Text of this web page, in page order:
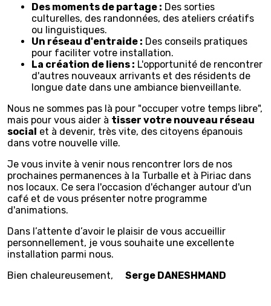
Des moments de partage : Des sorties
culturelles, des randonnées, des ateliers créatifs
ou linguistiques.
Un réseau d'entraide : Des conseils pratiques
pour faciliter votre installation.
La création de liens : L'opportunité de rencontrer
d'autres nouveaux arrivants et des résidents de
longue date dans une ambiance bienveillante.
Nous ne sommes pas là pour "occuper votre temps libre",
mais pour vous aider à tisser votre nouveau réseau
social et à devenir, très vite, des citoyens épanouis
dans votre nouvelle ville.
Je vous invite à venir nous rencontrer lors de nos
prochaines permanences à la Turballe et à Piriac dans
nos locaux. Ce sera l'occasion d'échanger autour d'un
café et de vous présenter notre programme
d'animations.
Dans l’attente d’avoir le plaisir de vous accueillir
personnellement, je vous souhaite une excellente
installation parmi nous.
Bien chaleureusement, Serge DANESHMAND